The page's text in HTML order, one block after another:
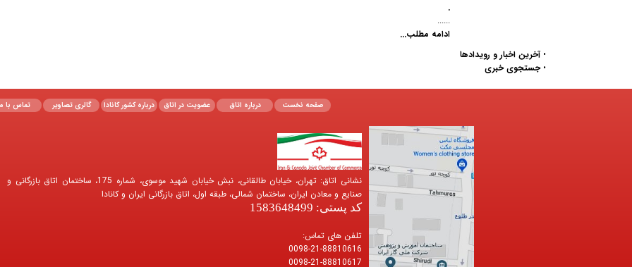
.
......
ادامه مطلب...
• آخرین اخبار و رویدادها
•جستجوی خبری
صفحه نخست درباره اتاق عضویت در اتاق درباره کشور کانادا گالری تصاویر تماس با
نشانی اتاق: تهران، خیابان طالقانی، نبش خیابان شهید موسوی، شماره 175، ساختمان اتاق بازرگانی و
صنایع و معادن ایران، ساختمان شمالی، طبقه اول، اتاق بازرگانی ایران و کانادا
کد پستی: 1583648499
تلفن های تماس:
0098-21-88810616
0098-21-88810617